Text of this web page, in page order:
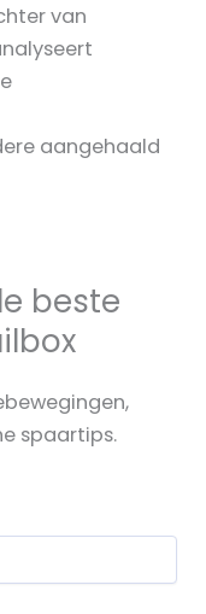
van
aangehaald
beste
spaartips.